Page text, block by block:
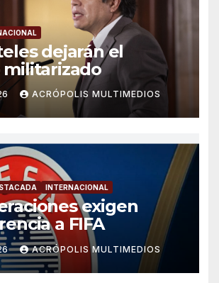
dejarán el
ACRÓPOLIS MULTIMEDIOS
INTERNACIONAL
exigen
a FIFA
ACRÓPOLIS MULTIMEDIOS